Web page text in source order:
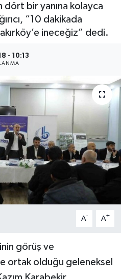
dört bir yanına kolayca
“10 dakikada
ineceğiz” dedi.
- 10:13
A- A+
görüş ve
ortak olduğu geleneksel